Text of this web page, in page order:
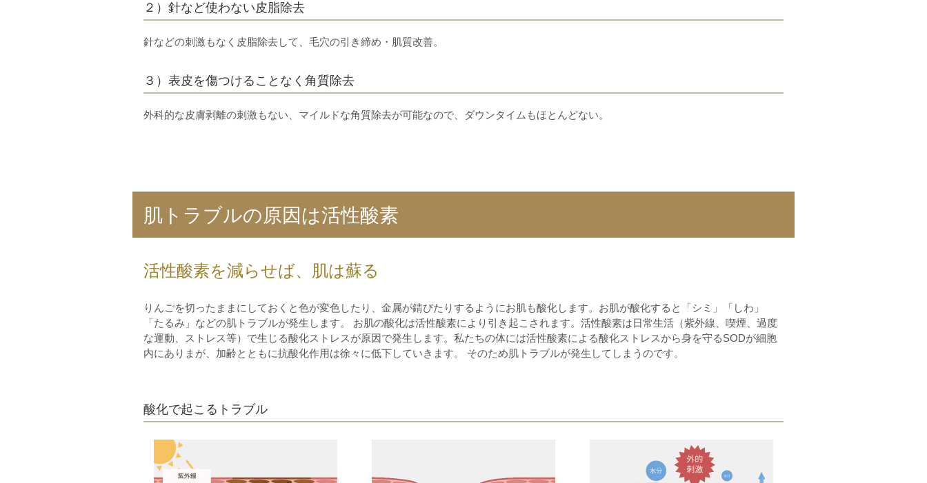
２）針など使わない皮脂除去
針などの刺激もなく皮脂除去して、毛穴の引き締め・肌質改善。
３）表皮を傷つけることなく角質除去
外科的な皮膚剥離の刺激もない、マイルドな角質除去が可能なので、ダウンタイムもほとんどない。
肌トラブルの原因は活性酸素
活性酸素を減らせば、肌は蘇る
りんごを切ったままにしておくと色が変色したり、金属が錆びたりするようにお肌も酸化します。お肌が酸化すると「シミ」「しわ」
「たるみ」などの肌トラブルが発生します。 お肌の酸化は活性酸素により引き起こされます。活性酸素は日常生活（紫外線、喫煙、過度
な運動、ストレス等）で生じる酸化ストレスが原因で発生します。私たちの体には活性酸素による酸化ストレスから身を守るSODが細胞
内にありまが、加齢とともに抗酸化作用は徐々に低下していきます。 そのため肌トラブルが発生してしまうのです。
酸化で起こるトラブル